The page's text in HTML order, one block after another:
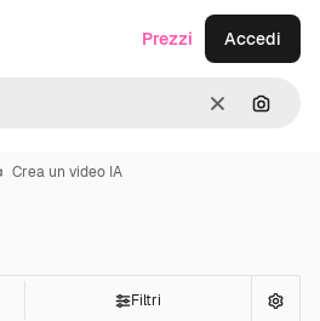
CancellaCerca
Prezzi Accedi
Crea un video IA
Filtri